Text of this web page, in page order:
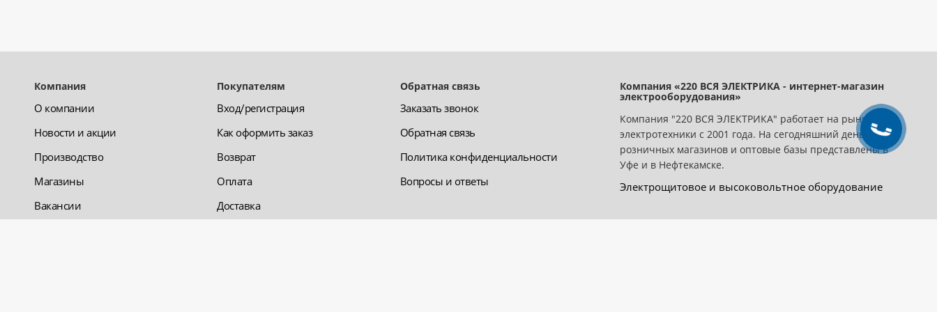
Компания
О компании
Новости и акции
Производство
Магазины
Вакансии
Покупателям
Вход/регистрация
Как оформить заказ
Возврат
Оплата
Доставка
Обратная связь
Заказать звонок
Обратная связь
Политика конфиденциальности
Вопросы и ответы
Компания «220 ВСЯ ЭЛЕКТРИКА - интернет-магазин
электрооборудования»
Компания "220 ВСЯ ЭЛЕКТРИКА" работает на рынке
электротехники с 2001 года. На сегодняшний день сеть
розничных магазинов и оптовые базы представлены в
Уфе и в Нефтекамске.
Электрощитовое и высоковольтное оборудование